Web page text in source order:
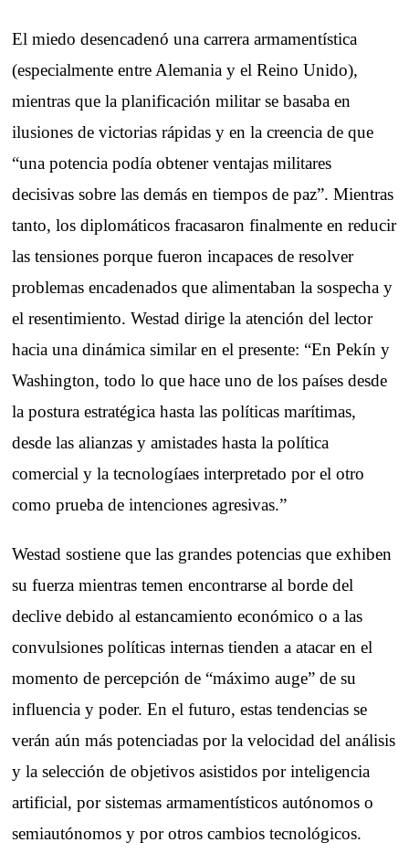
El miedo desencadenó una carrera armamentística
(especialmente entre Alemania y el Reino Unido),
mientras que la planificación militar se basaba en
ilusiones de victorias rápidas y en la creencia de que
“una potencia podía obtener ventajas militares
decisivas sobre las demás en tiempos de paz”. Mientras
tanto, los diplomáticos fracasaron finalmente en reducir
las tensiones porque fueron incapaces de resolver
problemas encadenados que alimentaban la sospecha y
el resentimiento. Westad dirige la atención del lector
hacia una dinámica similar en el presente: “En Pekín y
Washington, todo lo que hace uno de los países desde
la postura estratégica hasta las políticas marítimas,
desde las alianzas y amistades hasta la política
comercial y la tecnologíaes interpretado por el otro
como prueba de intenciones agresivas.”
Westad sostiene que las grandes potencias que exhiben
su fuerza mientras temen encontrarse al borde del
declive debido al estancamiento económico o a las
convulsiones políticas internas tienden a atacar en el
momento de percepción de “máximo auge” de su
influencia y poder. En el futuro, estas tendencias se
verán aún más potenciadas por la velocidad del análisis
y la selección de objetivos asistidos por inteligencia
artificial, por sistemas armamentísticos autónomos o
semiautónomos y por otros cambios tecnológicos.